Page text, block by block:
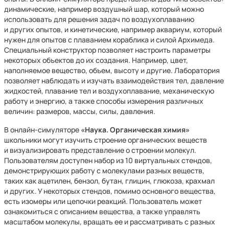
динамические, например воздушный шар, который можно
использовать для решения задач по воздухоплаванию
и других опытов, и кинетические, например аквариум, который
нужен для опытов с плаванием кораблика и силой Архимеда.
Специальный конструктор позволяет настроить параметры
некоторых объектов до их создания. Например, цвет,
наполняемое вещество, объем, высоту и другие. Лаборатория
позволяет наблюдать и изучать взаимодействия тел, давление
жидкостей, плавание тел и воздухоплавание, механическую
работу и энергию, а также способы измерения различных
величин: размеров, массы, силы, давления.
В онлайн-симуляторе «Наука. Органическая химия»
школьники могут изучить строение органических веществ
и визуализировать представление о строении молекул.
Пользователям доступен набор из 10 виртуальных стендов,
демонстрирующих работу с молекулами разных веществ,
таких как ацетилен, бензол, бутан, глицин, глюкоза, крахмал
и других. У некоторых стендов, помимо основного вещества,
есть изомеры или цепочки реакций. Пользователь может
ознакомиться с описанием вещества, а также управлять
масштабом молекулы, вращать ее и рассматривать с разных